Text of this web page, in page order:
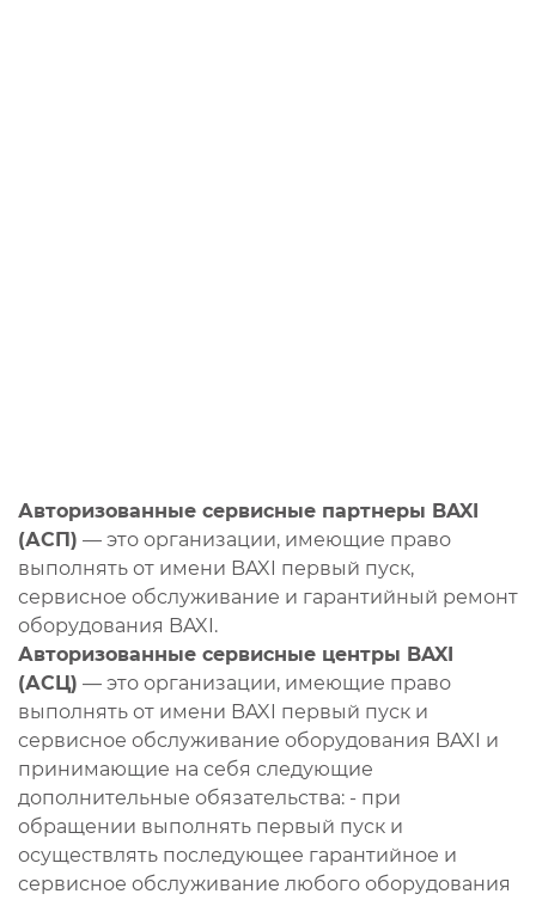
Авторизованные сервисные партнеры BAXI
(АСП) — это организации, имеющие право
выполнять от имени BAXI первый пуск,
сервисное обслуживание и гарантийный ремонт
оборудования BAXI.
Авторизованные сервисные центры BAXI
(АСЦ) — это организации, имеющие право
выполнять от имени BAXI первый пуск и
сервисное обслуживание оборудования BAXI и
принимающие на себя следующие
дополнительные обязательства: - при
обращении выполнять первый пуск и
осуществлять последующее гарантийное и
сервисное обслуживание любого оборудования